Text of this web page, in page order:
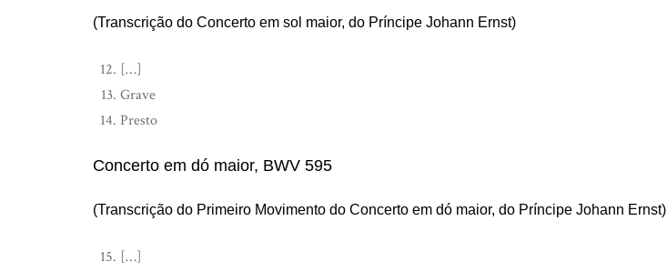
(Transcrição do Concerto em sol maior, do Príncipe Johann Ernst)
[…]
Grave
Presto
Concerto em dó maior, BWV 595
(Transcrição do Primeiro Movimento do Concerto em dó maior, do Príncipe Johann Ernst)
[…]